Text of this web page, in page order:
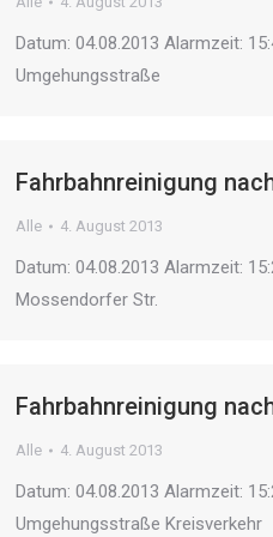
Datum: 04.08.2013 Alarmzeit:
Umgehungsstraße
Fahrbahnreinigung
Alle 4. August 2013
Datum: 04.08.2013 Alarmzeit:
Mossendorfer Str.
Fahrbahnreinigung
Alle 4. August 2013
Datum: 04.08.2013 Alarmzeit:
Umgehungsstraße Kreisverkehr